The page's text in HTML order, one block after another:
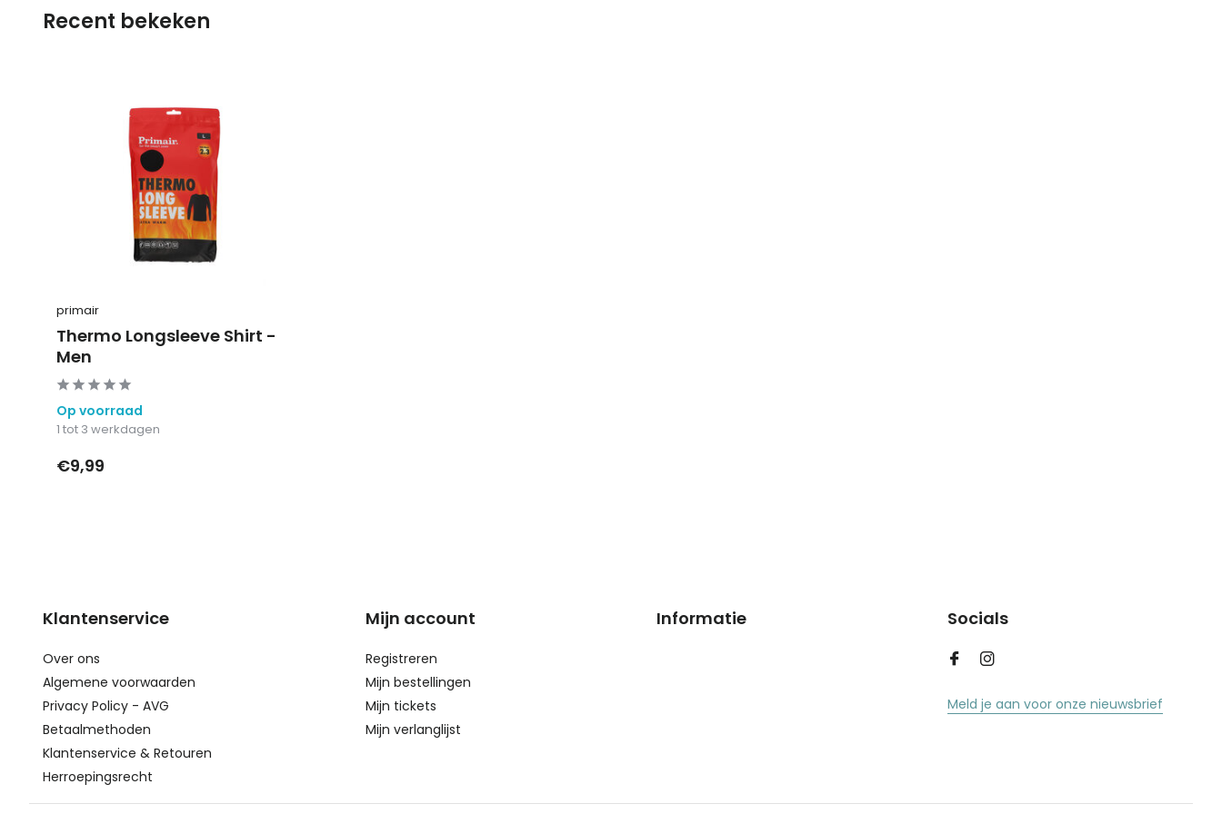
Recent bekeken
primair
Thermo Longsleeve Shirt -
Men
Op voorraad
1 tot 3 werkdagen
€9,99
Klantenservice
Over ons
Algemene voorwaarden
Privacy Policy - AVG
Betaalmethoden
Klantenservice & Retouren
Herroepingsrecht
Mijn account
Registreren
Mijn bestellingen
Mijn tickets
Mijn verlanglijst
Informatie Socials
Meld je aan voor onze nieuwsbrief